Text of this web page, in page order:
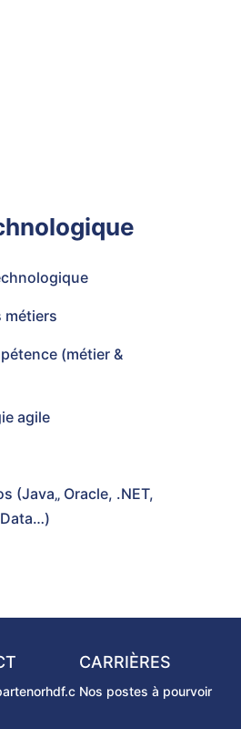
métiers
(métier &
agile
(Java„ Oracle, .NET,
CARRIÈRES
Nos postes à pourvoir